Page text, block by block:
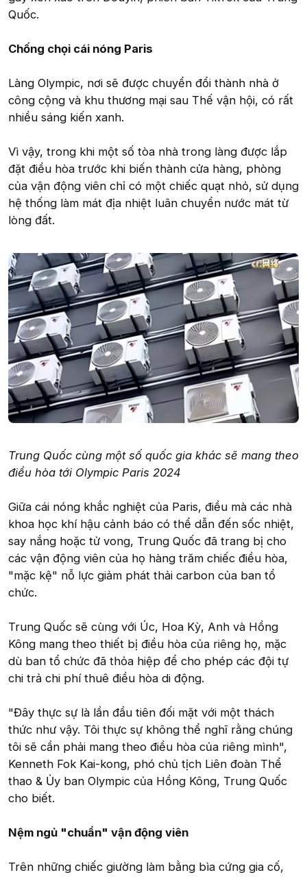
Quốc.
Chống chọi cái nóng Paris
Làng Olympic, nơi sẽ được chuyển đổi thành nhà ở
công cộng và khu thương mại sau Thế vận hội, có rất
nhiều sáng kiến xanh.
Vì vậy, trong khi một số tòa nhà trong làng được lắp
đặt điều hòa trước khi biến thành cửa hàng, phòng
của vận động viên chỉ có một chiếc quạt nhỏ, sử dụng
hệ thống làm mát địa nhiệt luân chuyển nước mát từ
lòng đất.
Trung Quốc cùng một số quốc gia khác sẽ mang theo
điều hòa tới Olympic Paris 2024
Giữa cái nóng khắc nghiệt của Paris, điều mà các nhà
khoa học khí hậu cảnh báo có thể dẫn đến sốc nhiệt,
say nắng hoặc tử vong, Trung Quốc đã trang bị cho
các vận động viên của họ hàng trăm chiếc điều hòa,
"mặc kệ" nỗ lực giảm phát thải carbon của ban tổ
chức.
Trung Quốc sẽ cùng với Úc, Hoa Kỳ, Anh và Hồng
Kông mang theo thiết bị điều hòa của riêng họ, mặc
dù ban tổ chức đã thỏa hiệp để cho phép các đội tự
chi trả chi phí thuê điều hòa di động.
"Đây thực sự là lần đầu tiên đối mặt với một thách
thức như vậy. Tôi thực sự không thể nghĩ rằng chúng
tôi sẽ cần phải mang theo điều hòa của riêng mình",
Kenneth Fok Kai-kong, phó chủ tịch Liên đoàn Thể
thao & Ủy ban Olympic của Hồng Kông, Trung Quốc
cho biết.
Nệm ngủ "chuẩn" vận động viên
Trên những chiếc giường làm bằng bìa cứng gia cố,